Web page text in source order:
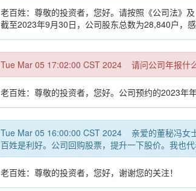
老百姓：尊敬的投资者，您好。请按照《公司法》
截至2023年9月30日，公司股东总数为28,840户，感
Tue Mar 05 17:02:00 CST 2024 请问公司年报什
老百姓：尊敬的投资者，您好。公司预约的2023年
Tue Mar 05 16:00:00 CST 2024 亲爱的董秘冯女
百姓是利好。公司回购股票，提升一下股价。我也
老百姓：尊敬的投资者，您好，谢谢您的关注！